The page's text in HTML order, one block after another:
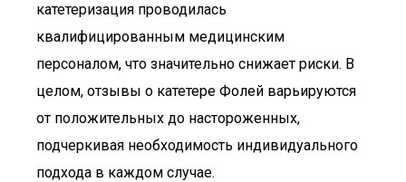
катетеризация проводилась
квалифицированным медицинским
персоналом, что значительно снижает риски. В
целом, отзывы о катетере Фолей варьируются
от положительных до настороженных,
подчеркивая необходимость индивидуального
подхода в каждом случае.